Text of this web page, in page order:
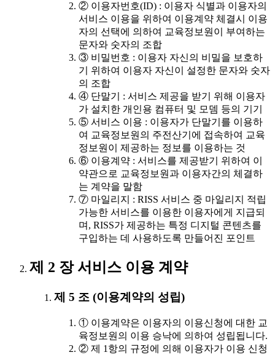
② 이용자번호(ID) : 이용자 식별과 이용자의
서비스 이용을 위하여 이용계약 체결시 이용
자의 선택에 의하여 교육정보원이 부여하는
문자와 숫자의 조합
③ 비밀번호 : 이용자 자신의 비밀을 보호하
기 위하여 이용자 자신이 설정한 문자와 숫자
의 조합
④ 단말기 : 서비스 제공을 받기 위해 이용자
가 설치한 개인용 컴퓨터 및 모뎀 등의 기기
⑤ 서비스 이용 : 이용자가 단말기를 이용하
여 교육정보원의 주전산기에 접속하여 교육
정보원이 제공하는 정보를 이용하는 것
⑥ 이용계약 : 서비스를 제공받기 위하여 이
약관으로 교육정보원과 이용자간의 체결하
는 계약을 말함
⑦ 마일리지 : RISS 서비스 중 마일리지 적립
가능한 서비스를 이용한 이용자에게 지급되
며, RISS가 제공하는 특정 디지털 콘텐츠를
구입하는 데 사용하도록 만들어진 포인트
제 2 장 서비스 이용 계약
제 5 조 (이용계약의 성립)
① 이용계약은 이용자의 이용신청에 대한 교
육정보원의 이용 승낙에 의하여 성립됩니다.
② 제 1항의 규정에 의해 이용자가 이용 신청